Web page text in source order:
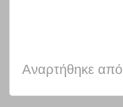
Αναρτήθηκε από